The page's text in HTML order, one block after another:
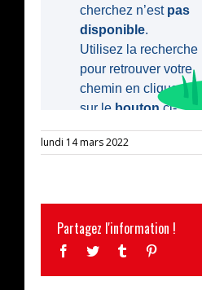
lundi 14 mars 2022
Partagez l'information !
Facebook
Twitter Tumblr